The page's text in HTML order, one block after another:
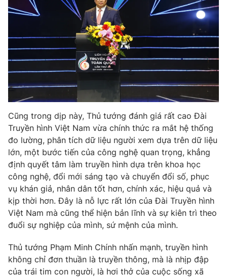
Cũng trong dịp này, Thủ tướng đánh giá rất cao Đài
Truyền hình Việt Nam vừa chính thức ra mắt hệ thống
đo lường, phân tích dữ liệu người xem dựa trên dữ liệu
lớn, một bước tiến của công nghệ quan trọng, khẳng
định quyết tâm làm truyền hình dựa trên khoa học
công nghệ, đổi mới sáng tạo và chuyển đổi số, phục
vụ khán giả, nhân dân tốt hơn, chính xác, hiệu quả và
kịp thời hơn. Đây là nỗ lực rất lớn của Đài Truyền hình
Việt Nam mà cũng thể hiện bản lĩnh và sự kiên trì theo
đuổi sự nghiệp của mình, sứ mệnh của mình.
Thủ tướng Phạm Minh Chính nhấn mạnh, truyền hình
không chỉ đơn thuần là truyền thông, mà là nhịp đập
của trái tim con người, là hơi thở của cuộc sống xã